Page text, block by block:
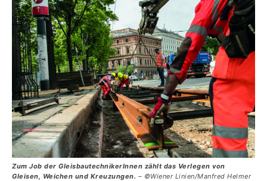
Zum Job der GleisbautechnikerInnen zählt das ­Verlegen von
Gleisen, Weichen und Kreuzungen. – ©Wiener Linien/Manfred Helmer